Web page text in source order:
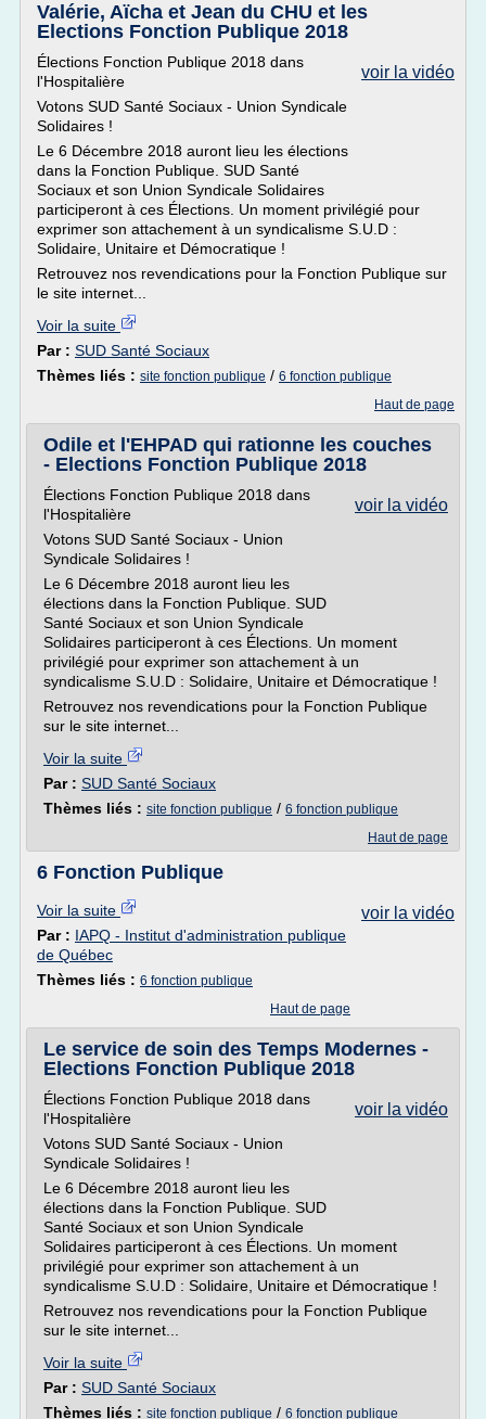
Valérie, Aïcha et Jean du CHU et les
Elections Fonction Publique 2018
voir la vidéo
Élections Fonction Publique 2018 dans
l'Hospitalière
Votons SUD Santé Sociaux - Union Syndicale
Solidaires !
Le 6 Décembre 2018 auront lieu les élections
dans la Fonction Publique. SUD Santé
Sociaux et son Union Syndicale Solidaires
participeront à ces Élections. Un moment privilégié pour
exprimer son attachement à un syndicalisme S.U.D :
Solidaire, Unitaire et Démocratique !
Retrouvez nos revendications pour la Fonction Publique sur
le site internet...
Voir la suite
Par : SUD Santé Sociaux
Thèmes liés : site fonction publique / 6 fonction publique
Haut de page
Odile et l'EHPAD qui rationne les couches
- Elections Fonction Publique 2018
voir la vidéo
Élections Fonction Publique 2018 dans
l'Hospitalière
Votons SUD Santé Sociaux - Union
Syndicale Solidaires !
Le 6 Décembre 2018 auront lieu les
élections dans la Fonction Publique. SUD
Santé Sociaux et son Union Syndicale
Solidaires participeront à ces Élections. Un moment
privilégié pour exprimer son attachement à un
syndicalisme S.U.D : Solidaire, Unitaire et Démocratique !
Retrouvez nos revendications pour la Fonction Publique
sur le site internet...
Voir la suite
Par : SUD Santé Sociaux
Thèmes liés : site fonction publique / 6 fonction publique
Haut de page
6 Fonction Publique
voir la vidéo
Voir la suite
Par : IAPQ - Institut d'administration publique
de Québec
Thèmes liés : 6 fonction publique
Haut de page
Le service de soin des Temps Modernes -
Elections Fonction Publique 2018
voir la vidéo
Élections Fonction Publique 2018 dans
l'Hospitalière
Votons SUD Santé Sociaux - Union
Syndicale Solidaires !
Le 6 Décembre 2018 auront lieu les
élections dans la Fonction Publique. SUD
Santé Sociaux et son Union Syndicale
Solidaires participeront à ces Élections. Un moment
privilégié pour exprimer son attachement à un
syndicalisme S.U.D : Solidaire, Unitaire et Démocratique !
Retrouvez nos revendications pour la Fonction Publique
sur le site internet...
Voir la suite
Par : SUD Santé Sociaux
Thèmes liés : site fonction publique / 6 fonction publique